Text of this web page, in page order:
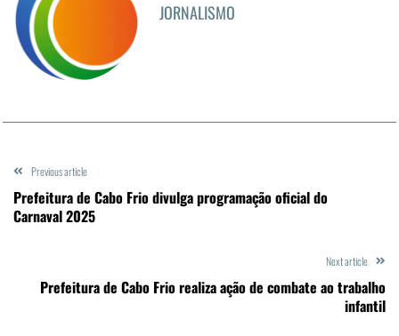
JORNALISMO
Previous article
Prefeitura de Cabo Frio divulga programação oficial do
Carnaval 2025
Next article
Prefeitura de Cabo Frio realiza ação de combate ao trabalho
infantil